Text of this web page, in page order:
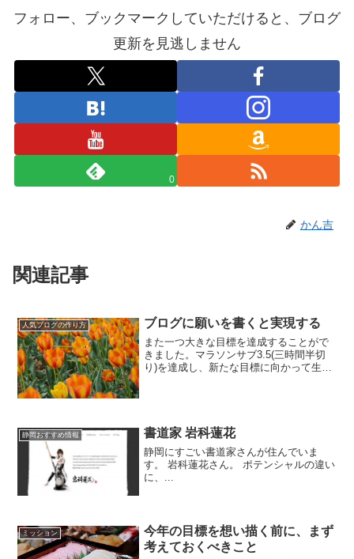
フォロー、ブックマークしていただけると、ブログ
更新を見逃しません
0
かん吉
関連記事
人気ブログの作り方 ブログに願いを書くと実現する
また一つ大きな目標を達成することがで
きました。マラソンサブ3.5(三時間半切
り)を達成し、新たな目標に向かって生活
静岡おすすめ情報 書道家 岩科蓮花
静岡にすごい書道家さんが住んでいま
す。 岩科蓮花さん。 ポテンシャルの違い
に、...
ミッション
今年の目標を想い描く前に、まず
考えておくべきこと